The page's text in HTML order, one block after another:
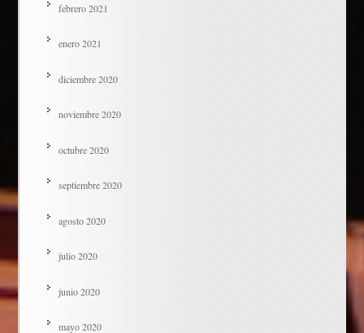
febrero 2021
enero 2021
diciembre 2020
noviembre 2020
octubre 2020
septiembre 2020
agosto 2020
julio 2020
junio 2020
mayo 2020